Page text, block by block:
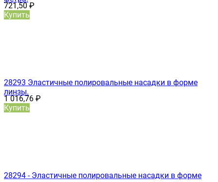
721,50₽
Купить
28293 Эластичные полировальные насадки в форме
линзы.
1 016,76 ₽
Купить
28294 - Эластичные полировальные насадки в форме